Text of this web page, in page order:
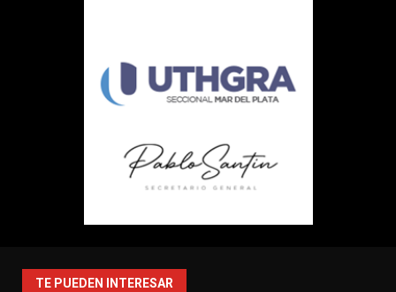
TE PUEDEN INTERESAR